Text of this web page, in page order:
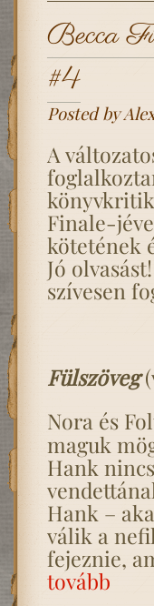
Becca
#4
Posted by
A
Finale-
kötetének
Jó
szívesen
Fülszöveg
Nora és
maguk
Hank
Hank –
válik a
fejeznie,
tovább